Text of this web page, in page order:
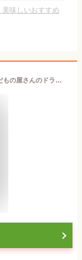
味しいおすすめ
（メール便対応）（送料無料）【定番人気！くだもの屋さんのドライフルーツ】くだもの屋さんのブルーベリー 50g